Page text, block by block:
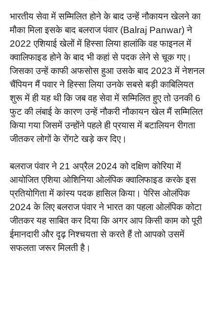
भारतीय सेवा में सम्मिलित होने के बाद उन्हें नौकायन खेलने का
मौका मिला इसके बाद बलराज पंवार (Balraj Panwar) ने
2022 एशियाई खेलों में हिस्सा लिया हालांकि वह फाइनल में
क्वालिफाइड होने के बाद भी कहां से पदक लेने से चूक गए।
जिसका उन्हें काफी अफसोस हुआ उसके बाद 2023 में नेशनल
चैंपियन मैं पवार ने हिस्सा लिया उनके सबसे बड़ी काबिलियत
शुरू में ही यह थी कि जब वह सेवा में सम्मिलित हुए तो उनकी 6
फुट की लंबाई के कारण उन्हें नौकरी नौकायन खेल मैं सम्मिलित
किया गया जिसमें उन्होंने पहले ही प्रयास में बटालियन रीगता
जीतकर लोगों के रोंगटे खड़े कर दिए।
बलराज पंवार ने 21 अप्रैल 2024 को दक्षिण कोरिया में
आयोजित एशिया ओशिनिया ओलंपिक क्वालिफाइड करके इस
प्रतियोगिता में कांस्य पदक हासिल किया। पेरिस ओलंपिक
2024 के लिए बलराज पंवार ने भारत का पहला ओलंपिक कोटा
जीतकर यह साबित कर दिया कि अगर आप किसी काम को पूरी
ईमानदारी और दृढ़ निश्चयता से करते हैं तो आपको उसमें
सफलता जरूर मिलती है।